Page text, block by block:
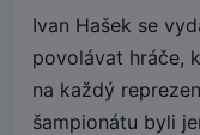
Ivan Hašek se
povolávat hráče,
na každý
šampionátu byli